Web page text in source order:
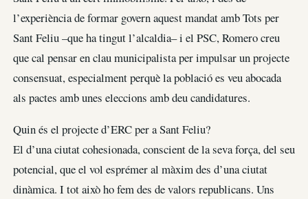
l’experiència de formar govern aquest mandat amb Tots per
Sant Feliu –que ha tingut l’alcaldia– i el PSC, Romero creu
que cal pensar en clau municipalista per impulsar un projecte
consensuat, especialment perquè la població es veu abocada
als pactes amb unes eleccions amb deu candidatures.
Quin és el projecte d’ERC per a Sant Feliu?
El d’una ciutat cohesionada, conscient de la seva força, del seu
potencial, que el vol esprémer al màxim des d’una ciutat
dinàmica. I tot això ho fem des de valors republicans. Uns